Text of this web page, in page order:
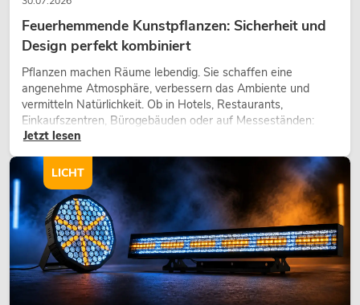
Feuerhemmende Kunstpflanzen: Sicherheit und
Design perfekt kombiniert
Pflanzen machen Räume lebendig. Sie schaffen eine
angenehme Atmosphäre, verbessern das Ambiente und
vermitteln Natürlichkeit. Ob in Hotels, Restaurants,
Einkaufszentren, Bürogebäuden oder auf Messeständen:
eine hochwertige Begrünung gehört heute längst zum
Jetzt lesen
LICHT